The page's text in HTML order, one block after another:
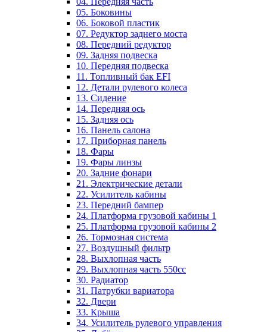
05. Боковины
06. Боковой пластик
07. Редуктор заднего моста
08. Передний редуктор
09. Задняя подвеска
10. Передняя подвеска
11. Топливный бак EFI
12. Детали рулевого колеса
13. Сидение
14. Передняя ось
15. Задняя ось
16. Панель салона
17. Приборная панель
18. Фары
19. Фары линзы
20. Задние фонари
21. Электрические детали
22. Усилитель кабины
23. Передний бампер
24. Платформа грузовой кабины 1
25. Платформа грузовой кабины 2
26. Тормозная система
27. Воздушный фильтр
28. Выхлопная часть
29. Выхлопная часть 550cc
30. Радиатор
31. Патрубки вариатора
32. Двери
33. Крыша
34. Усилитель рулевого управления